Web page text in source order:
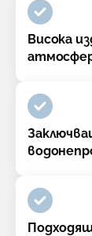
Висока